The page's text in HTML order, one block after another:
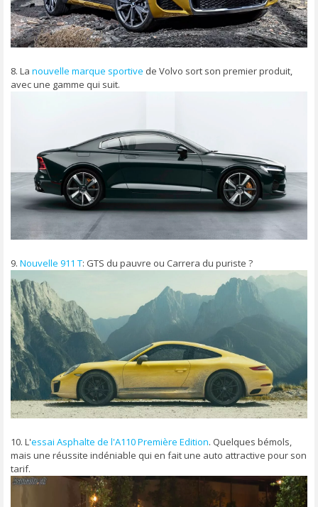
8. La nouvelle marque sportive de Volvo sort son premier produit,
avec une gamme qui suit.
9. Nouvelle 911 T: GTS du pauvre ou Carrera du puriste ?
10. L'essai Asphalte de l'A110 Première Edition. Quelques bémols,
mais une réussite indéniable qui en fait une auto attractive pour son
tarif.